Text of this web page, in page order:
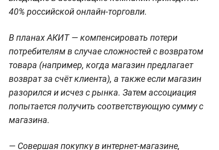
40% российской онлайн-торговли.
В планах АКИТ — компенсировать потери
потребителям в случае сложностей с возвратом
товара (например, когда магазин предлагает
возврат за счёт клиента), а также если магазин
разорился и исчез с рынка. Затем ассоциация
попытается получить соответствующую сумму с
магазина.
— Совершая покупку в интернет-магазине,